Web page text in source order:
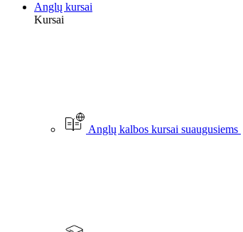
Anglų kursai
Kursai
Anglų kalbos kursai suaugusiems